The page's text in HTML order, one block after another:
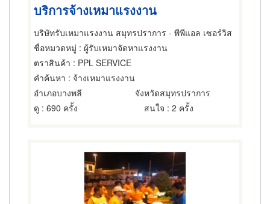
บริการจ้างเหมาแรงงาน
บริษัทรับเหมาแรงงาน สมุทรปราการ - พีพีแอล เซอร์วิส
ชื่อหมวดหมู่ : ผู้รับเหมาจัดหาแรงงาน
ตราสินค้า : PPL SERVICE
คำค้นหา : จ้างเหมาแรงงาน
อำเภอบางพลี
จังหวัดสมุทรปราการ
ดู : 690 ครั้ง สนใจ : 2 ครั้ง